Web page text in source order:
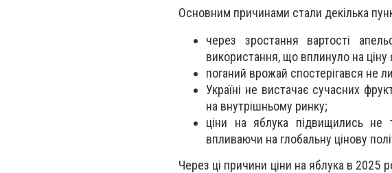
Основним причинами стали декілька
через зростання вартості
використання, що вплинуло на
поганий врожай спостерігався не
Україні не вистачає сучасних
на внутрішньому ринку;
ціни на яблука підвищились не
впливаючи на глобальну цінову
Через ці причини ціни на яблука в 2025